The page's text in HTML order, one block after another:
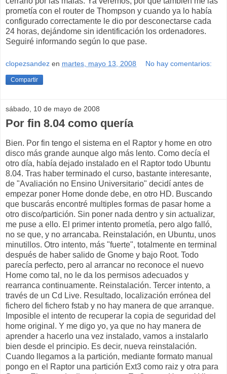
prometía con el router de Thompson y cuando ya lo había
configurado correctamente le dio por desconectarse cada
24 horas, dejándome sin identificación los ordenadores.
Seguiré informando según lo que pase.
clopezsandez en martes, mayo 13, 2008 No hay comentarios:
Compartir
sábado, 10 de mayo de 2008
Por fin 8.04 como quería
Bien. Por fin tengo el sistema en el Raptor y home en otro
disco más grande aunque algo más lento. Como decía el
otro día, había dejado instalado en el Raptor todo Ubuntu
8.04. Tras haber terminado el curso, bastante interesante,
de "Avaliación no Ensino Universitario" decidí antes de
empezar poner Home donde debe, en otro HD. Buscando
que buscarás encontré multiples formas de pasar home a
otro disco/partición. Sin poner nada dentro y sin actualizar,
me puse a ello. El primer intento prometía, pero algo falló,
no se que, y no arrancaba. Reinstalación, en Ubuntu, unos
minutillos. Otro intento, más "fuerte", totalmente en terminal
después de haber salido de Gnome y bajo Root. Todo
parecía perfecto, pero al arrancar no reconoce el nuevo
Home como tal, no le da los permisos adecuados y
rearranca continuamente. Reinstalación. Tercer intento, a
través de un Cd Live. Resultado, localización errónea del
fichero del fichero fstab y no hay manera de que arranque.
Imposible el intento de recuperar la copia de seguridad del
home original. Y me digo yo, ya que no hay manera de
aprender a hacerlo una vez instalado, vamos a instalarlo
bien desde el principio. Es decir, nueva reinstalación.
Cuando llegamos a la partición, mediante formato manual
pongo en el Raptor una partición Ext3 como raiz y otra para